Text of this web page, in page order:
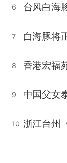
6
7 白海豚将
8 香港宏福
9
10 浙江台州